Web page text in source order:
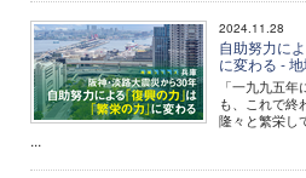
2024.11.28
自助努力に
に変わる -
「一九九五
も、これで終
隆々と繁栄し
...